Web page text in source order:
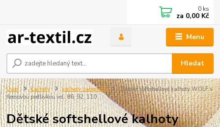
Menu
Hledat
0 ks
za 0,00 Kč
Úvod Kalhoty kalhoty zateplené
Dětské softshellové kalhoty WOLF s
fleesovou podšívkou vel. 86, 92, 110
Dětské softshellové kalhoty